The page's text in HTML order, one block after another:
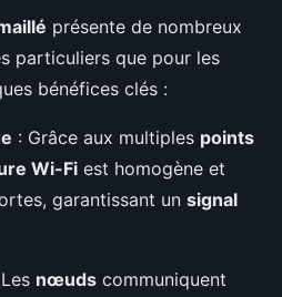
présente de nombreux
particuliers que pour les
bénéfices clés :
: Grâce aux multiples points
Wi-Fi est homogène et
garantissant un signal
nœuds communiquent